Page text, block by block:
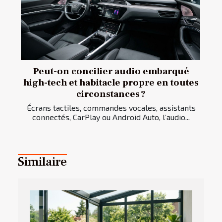
Peut-on concilier audio embarqué
high-tech et habitacle propre en toutes
circonstances ?
Écrans tactiles, commandes vocales, assistants
connectés, CarPlay ou Android Auto, l’audio...
Similaire